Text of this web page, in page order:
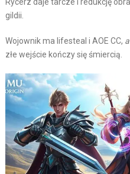
gildii.
Wojownik ma lifesteal i AOE CC,
złe wejście kończy się śmiercią.